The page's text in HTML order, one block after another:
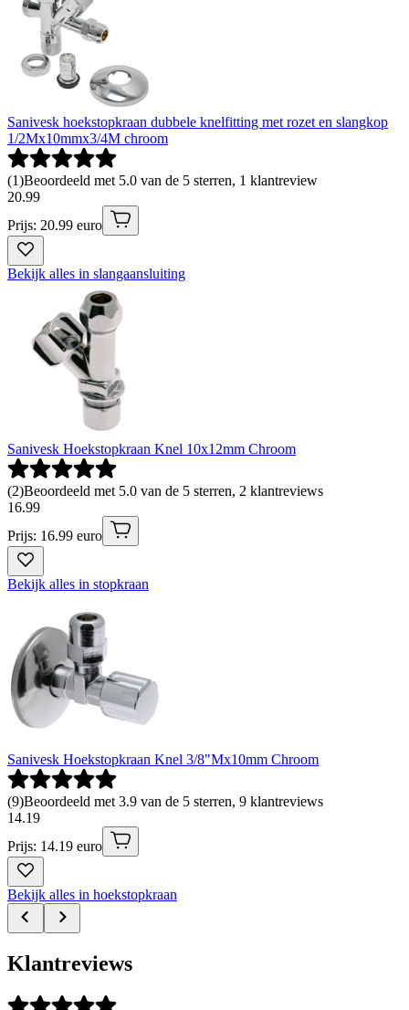
Sanivesk hoekstopkraan dubbele knelfitting met rozet en slangkop
1/2Mx10mmx3/4M chroom
(1)Beoordeeld met 5.0 van de 5 sterren, 1 klantreview
20.99
Prijs: 20.99 euro
Bekijk alles in slangaansluiting
Sanivesk Hoekstopkraan Knel 10x12mm Chroom
(2)Beoordeeld met 5.0 van de 5 sterren, 2 klantreviews
16.99
Prijs: 16.99 euro
Bekijk alles in stopkraan
Sanivesk Hoekstopkraan Knel 3/8"Mx10mm Chroom
(9)Beoordeeld met 3.9 van de 5 sterren, 9 klantreviews
14.19
Prijs: 14.19 euro
Bekijk alles in hoekstopkraan
Klantreviews